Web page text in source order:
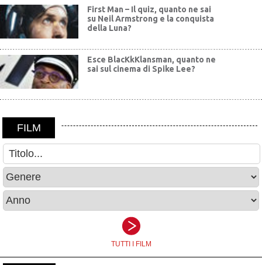
First Man – Il quiz, quanto ne sai
su Neil Armstrong e la conquista
della Luna?
Esce BlacKkKlansman, quanto ne
sai sul cinema di Spike Lee?